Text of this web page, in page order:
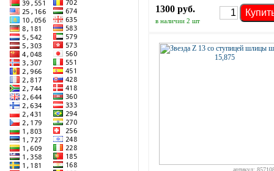
1300 руб.
в наличии 2 шт
артикул: